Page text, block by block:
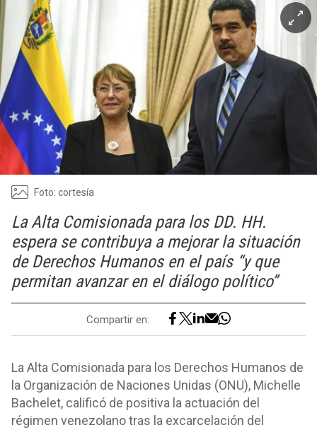
Foto: cortesía
La Alta Comisionada para los DD. HH.
espera se contribuya a mejorar la situación
de Derechos Humanos en el país “y que
permitan avanzar en el diálogo político”
Compartir en:
La Alta Comisionada para los Derechos Humanos de
la Organización de Naciones Unidas (ONU), Michelle
Bachelet, calificó de positiva la actuación del
régimen venezolano tras la excarcelación del